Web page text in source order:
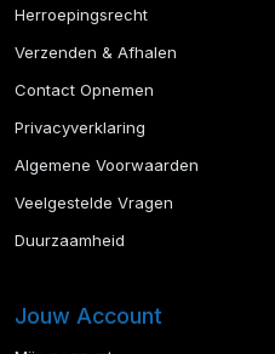
Herroepingsrecht
Verzenden & Afhalen
Contact Opnemen
Privacyverklaring
Algemene Voorwaarden
Veelgestelde Vragen
Duurzaamheid
Jouw Account